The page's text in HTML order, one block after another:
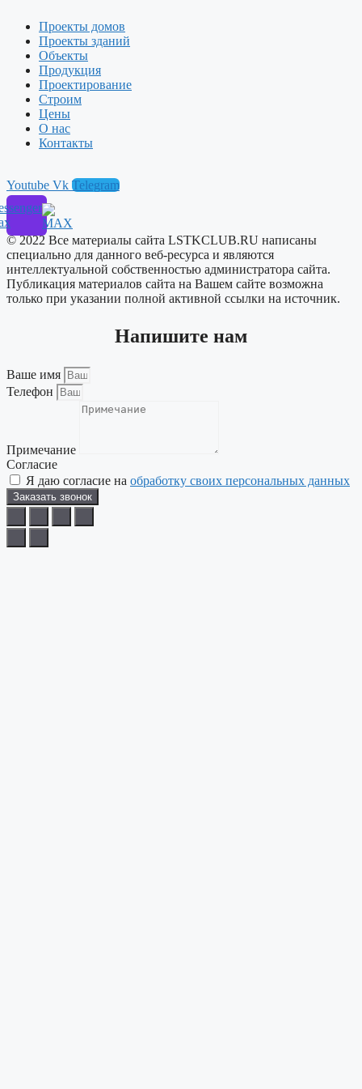
Проекты домов
Проекты зданий
Объекты
Продукция
Проектирование
Строим
Цены
О нас
Контакты
Youtube Vk Telegram
© 2022 Все материалы сайта LSTKCLUB.RU написаны
специально для данного веб-ресурса и являются
интеллектуальной собственностью администратора сайта.
Публикация материалов сайта на Вашем сайте возможна
только при указании полной активной ссылки на источник.
Напишите нам
Ваше имя
Телефон
Примечание
Согласие
Я даю согласие на обработку своих персональных данных
Заказать звонок